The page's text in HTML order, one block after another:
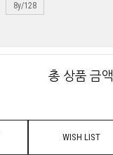
8y/128
총 상품 금액
WISH LIST